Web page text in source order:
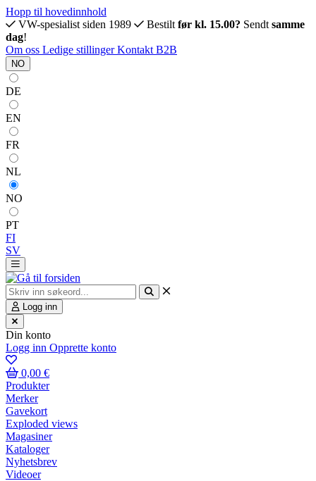
Hopp til hovedinnhold
VW-spesialist siden 1989
Bestilt før kl. 15.00? Sendt samme
dag!
Om oss Ledige stillingerKontakt B2B
NO
DE
EN
FR
NL
NO
PT
FI
SV
Logg inn
Din konto
Logg inn Opprette konto
0,00 €
Produkter
Merker
Gavekort
Exploded views
Magasiner
Kataloger
Nyhetsbrev
Videoer